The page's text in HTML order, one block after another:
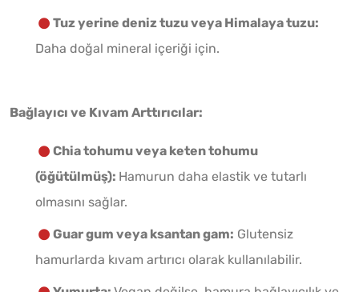
Tuz yerine deniz tuzu veya Himalaya tuzu:
Daha doğal mineral içeriği için.
Bağlayıcı ve Kıvam Arttırıcılar:
Chia tohumu veya keten tohumu
(öğütülmüş): Hamurun daha elastik ve tutarlı
olmasını sağlar.
Guar gum veya ksantan gam: Glutensiz
hamurlarda kıvam artırıcı olarak kullanılabilir.